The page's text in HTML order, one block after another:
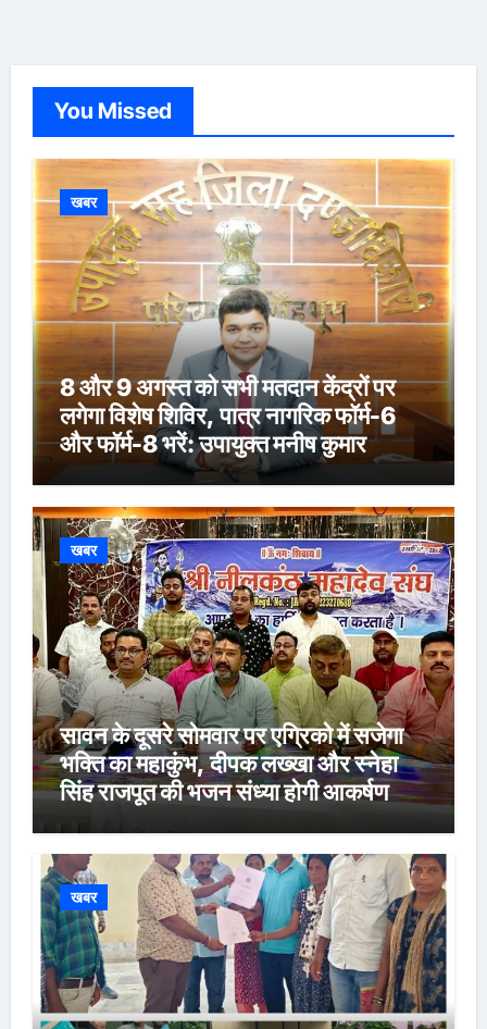
You Missed
खबर
8 और 9 अगस्त को सभी मतदान केंद्रों पर
लगेगा विशेष शिविर, पात्र नागरिक फॉर्म-6
और फॉर्म-8 भरें: उपायुक्त मनीष कुमार
खबर
सावन के दूसरे सोमवार पर एग्रिको में सजेगा
भक्ति का महाकुंभ, दीपक लख्खा और स्नेहा
सिंह राजपूत की भजन संध्या होगी आकर्षण
खबर